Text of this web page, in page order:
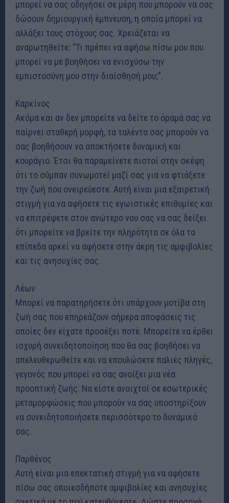
μπορεί να σας οδηγήσει σε μέρη που μπορούν να σας
δώσουν δημιουργική έμπνευση, η οποία μπορεί να
αλλάξει τους στόχους σας. Χρειάζεται να
αναρωτηθείτε: “Τι πρέπει να αφήσω πίσω μου που
μπορεί να με βοηθήσει να ενισχύσω την
εμπιστοσύνη μου στην διαίσθησή μου;”.
Καρκίνος
Ακόμα και αν δεν μπορείτε να δείτε το όραμά σας να
παίρνει σταθερή μορφή, τα ταλέντα σας μπορούν να
σας βοηθήσουν να αποκτήσετε δυναμική και
κουράγιο. Έτσι θα παραμείνετε πιστοί στην σκέψη
ότι το σύμπαν συνωμοτεί μαζί σας για να φτιάξετε
την ζωή που ονειρεύεστε. Αυτή είναι μια εξαιρετική
στιγμή για να αφήσετε τις εγωιστικές επιθυμίες και
να επιτρέψετε στον ανώτερο νου σας να σας δείξει
ότι μπορείτε να βρείτε την πληρότητα σε όλα τα
επίπεδα αρκεί να αφήσετε στην άκρη τις αμφιβολίες
και τις ανησυχίες σας.
Λέων
Μπορεί να παρατηρήσετε ότι υπάρχουν μοτίβα στη
ζωή σας που επηρεάζουν σήμερα αποφάσεις τις
οποίες δεν είχατε προσέξει ποτέ. Μπορείτε να έρθει
ισχυρή συνειδητοποίηση που θα σας βοηθήσει να
απελευθερωθείτε και να επουλώσετε παλιές πληγές,
γεγονός που μπορεί να σας ανοίξει μια νέα
προοπτική ζωής. Να είστε ανοιχτοί σε εσωτερικές
μεταμορφώσεις που μπορούν να σας υποστηρίξουν
να συνειδητοποιήσετε περισσότερο το δυναμικό
σας.
Παρθένος
Αυτή είναι μια επεκτατική στιγμή για να αφήσετε
πίσω σας οποιεσδήποτε αμφιβολίες και ανησυχίες